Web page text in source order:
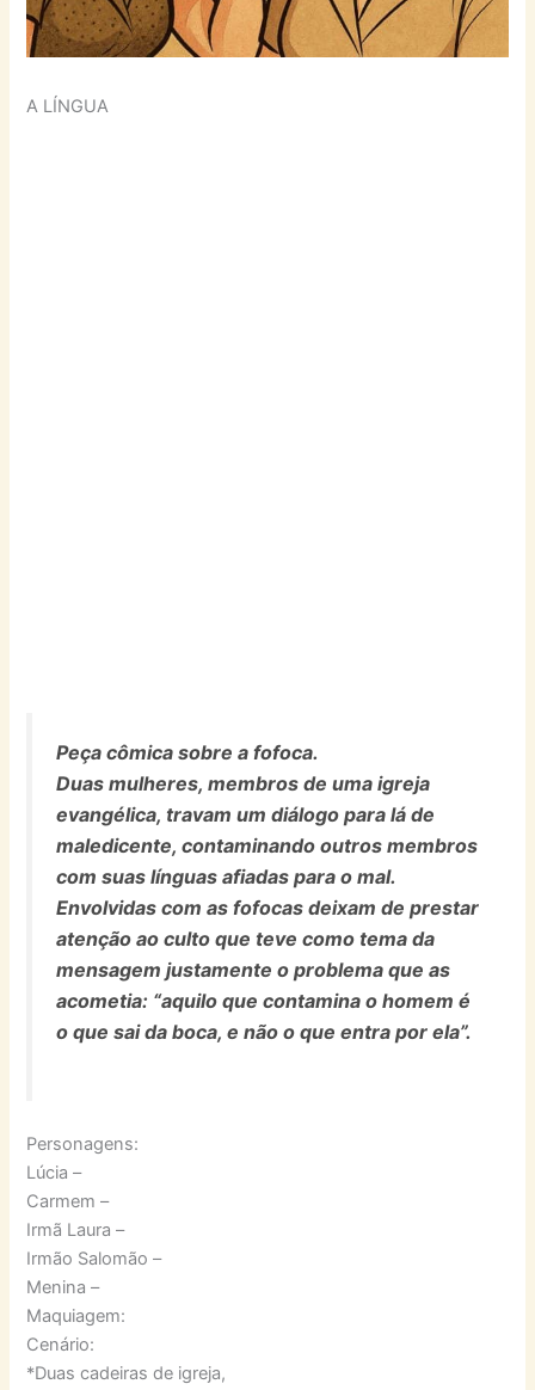
A LÍNGUA
Peça cômica sobre a fofoca.
Duas mulheres, membros de uma igreja
evangélica, travam um diálogo para lá de
maledicente, contaminando outros membros
com suas línguas afiadas para o mal.
Envolvidas com as fofocas deixam de prestar
atenção ao culto que teve como tema da
mensagem justamente o problema que as
acometia: “aquilo que contamina o homem é
o que sai da boca, e não o que entra por ela”.
Personagens:
Lúcia –
Carmem –
Irmã Laura –
Irmão Salomão –
Menina –
Maquiagem:
Cenário:
*Duas cadeiras de igreja,